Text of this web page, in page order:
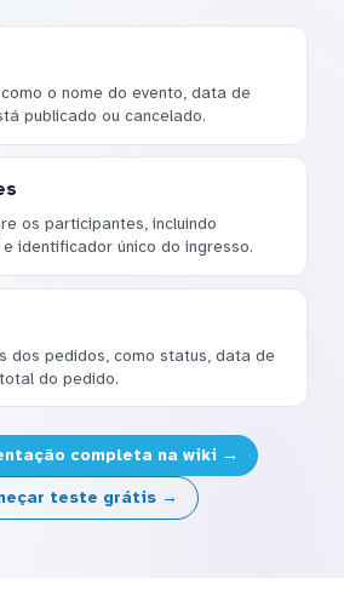
o nome do evento, data de
publicado ou cancelado.
os participantes, incluindo
identificador único do ingresso.
dos pedidos, como status, data de
do pedido.
completa na wiki →
teste grátis →